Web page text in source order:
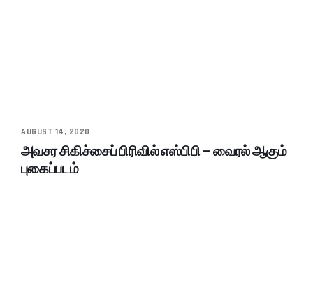
AUGUST 14, 2020
அவசர சிகிச்சைப் பிரிவில் எஸ்பிபி – வைரல் ஆகும்
புகைப்படம்